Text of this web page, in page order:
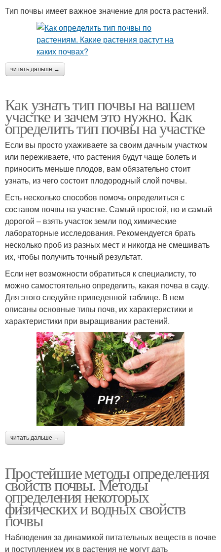
Тип почвы имеет важное значение для роста растений.
читать дальше →
Как узнать тип почвы на вашем
участке и зачем это нужно. Как
определить тип почвы на участке
Если вы просто ухаживаете за своим дачным участком
или переживаете, что растения будут чаще болеть и
приносить меньше плодов, вам обязательно стоит
узнать, из чего состоит плодородный слой почвы.
Есть несколько способов помочь определиться с
составом почвы на участке. Самый простой, но и самый
дорогой – взять участок земли под химические
лабораторные исследования. Рекомендуется брать
несколько проб из разных мест и никогда не смешивать
их, чтобы получить точный результат.
Если нет возможности обратиться к специалисту, то
можно самостоятельно определить, какая почва в саду.
Для этого следуйте приведенной таблице. В нем
описаны основные типы почв, их характеристики и
характеристики при выращивании растений.
читать дальше →
Простейшие методы определения
свойств почвы. Методы
определения некоторых
физических и водных свойств
почвы
Наблюдения за динамикой питательных веществ в почве
и поступлением их в растения не могут дать